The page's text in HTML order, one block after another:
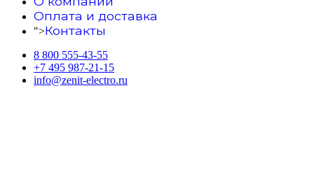
Оплата и доставка
">Контакты
8 800 555-43-55
+7 495 987-21-15
info@zenit-electro.ru